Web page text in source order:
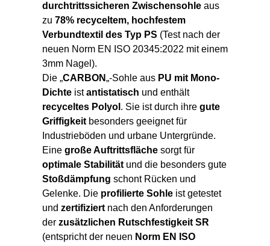
durchtrittssicheren Zwischensohle aus
zu 78% recyceltem, hochfestem
Verbundtextil des Typ PS (Test nach der
neuen Norm EN ISO 20345:2022 mit einem
3mm Nagel).
Die „CARBON„-Sohle aus PU mit Mono-
Dichte istantistatisch und enthält
recyceltes Polyol . Sie ist durch ihre gute
Griffigkeit besonders geeignet für
Industrieböden und urbane Untergründe.
Eine große Auftrittsfläche sorgt für
optimale Stabilität und die besonders gute
Stoßdämpfung schont Rücken und
Gelenke. Die profilierte Sohle ist getestet
und zertifiziert nach den Anforderungen
der zusätzlichen Rutschfestigkeit SR
(entspricht der neuen Norm EN ISO